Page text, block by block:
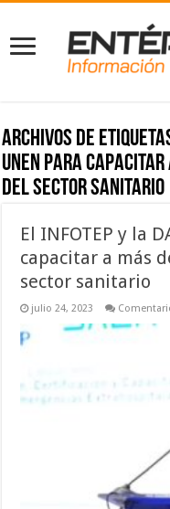
Archivos de
unen para
del sector sanitario
El INFOTEP y la
capacitar a más
sector sanitario
julio 24, 2023